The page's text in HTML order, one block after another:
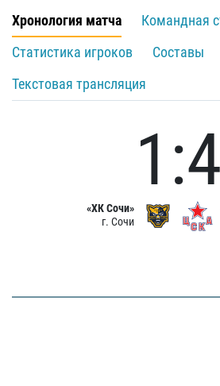
Хронология матча
Командная
Статистика игроков
Составы
Текстовая трансляция
«ХК Сочи»
г. Сочи
1:4